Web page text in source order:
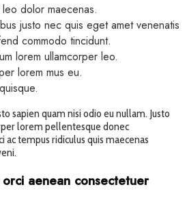
dolor maecenas.
justo nec quis eget amet venenatis
commodo tincidunt.
lorem ullamcorper leo.
lorem mus eu.
sapien quam nisi odio eu nullam. Justo
lorem pellentesque donec
tempus ridiculus quis maecenas
aenean consectetuer